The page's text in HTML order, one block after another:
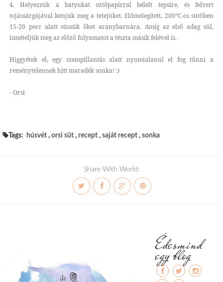
4. Helyezzük a batyukat sütőpapírral bélelt tepsire, és felvert
tojássárgájával kenjük meg a tetejüket. Előmelegített, 200°C-os sütőben
15-20 perc alatt süssük őket aranybarnára. Amíg az első adag sül,
ismételjük meg az előző folyamatot a tészta másik felével is.
Higgyétek el, egy szempillantás alatt nyomtalanul el fog tűnni a
reménytelennek hitt maradék sonka! :)
- Orsi
Tags: húsvét , orsi süt , recept , saját recept , sonka
Share With World:
Édesmind
egy blog